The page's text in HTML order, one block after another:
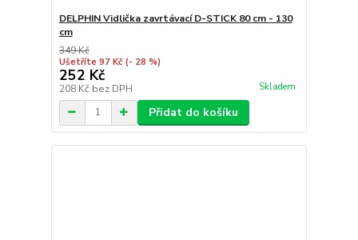
DELPHIN Vidlička zavrtávací D-STICK 80 cm - 130
cm
349 Kč
Ušetříte 97 Kč (- 28 %)
252 Kč
208 Kč bez DPH Skladem
Přidat do košíku